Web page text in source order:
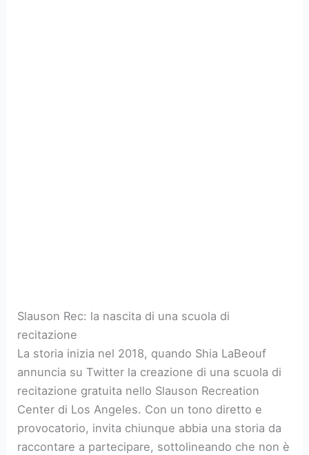
Slauson Rec: la nascita di una scuola di
recitazione
La storia inizia nel 2018, quando Shia LaBeouf
annuncia su Twitter la creazione di una scuola di
recitazione gratuita nello Slauson Recreation
Center di Los Angeles. Con un tono diretto e
provocatorio, invita chiunque abbia una storia da
raccontare a partecipare, sottolineando che non è